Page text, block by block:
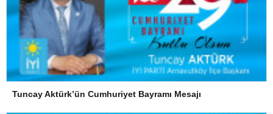
Tuncay Aktürk’ün Cumhuriyet Bayramı Mesajı